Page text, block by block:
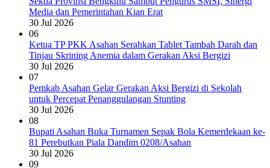
Media dan Pemerintahan Kian Erat
30 Jul 2026
06
Ketua TP PKK Asahan Serahkan Tablet Tambah Darah dan
Tinjau Skrining Anemia dalam Gerakan Aksi Bergizi
30 Jul 2026
07
Pemkab Asahan Gelar Gerakan Aksi Bergizi di Sekolah
untuk Percepat Penanggulangan Stunting
30 Jul 2026
08
Bupati Asahan Buka Turnamen Sepak Bola Kemerdekaan ke-
81 Perebutkan Piala Dandim 0208/Asahan
30 Jul 2026
09